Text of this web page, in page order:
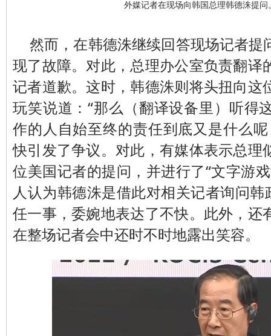
外媒记者在现场向韩国总理韩德洙提问
然而，在韩德洙继续回答现场记者提
现了故障。对此，总理办公室负责翻译
记者道歉。这时，韩德洙则将头扭向这
玩笑说道：“那么（翻译设备里）听得
作的人自始至终的责任到底又是什么
快引发了争议。对此，有媒体表示总理
位美国记者的提问，并进行了“文字游
人认为韩德洙是借此对相关记者询问韩
任一事，委婉地表达了不快。此外，还
在整场记者会中还时不时地露出笑容。